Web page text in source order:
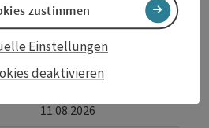
06.08.2026
07.08.2026
10.08.2026
11.08.2026
deaktivieren
Einstellungen
zustimmen